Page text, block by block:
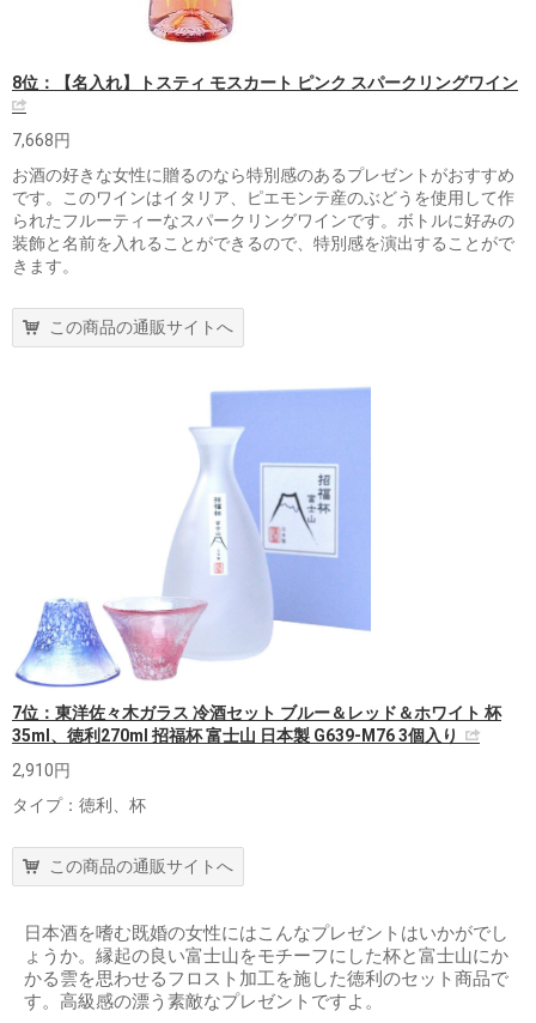
8位：【名入れ】トスティ モスカート ピンク スパークリングワイン
7,668円
お酒の好きな女性に贈るのなら特別感のあるプレゼントがおすすめ
です。このワインはイタリア、ピエモンテ産のぶどうを使用して作
られたフルーティーなスパークリングワインです。ボトルに好みの
装飾と名前を入れることができるので、特別感を演出することがで
きます。
この商品の通販サイトへ
7位：東洋佐々木ガラス 冷酒セット ブルー＆レッド＆ホワイト 杯
35ml、徳利270ml 招福杯 富士山 日本製 G639-M76 3個入り
2,910円
タイプ：徳利、杯
この商品の通販サイトへ
日本酒を嗜む既婚の女性にはこんなプレゼントはいかがでし
ょうか。縁起の良い富士山をモチーフにした杯と富士山にか
かる雲を思わせるフロスト加工を施した徳利のセット商品で
す。高級感の漂う素敵なプレゼントですよ。